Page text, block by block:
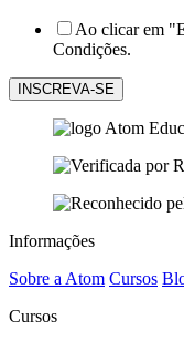
Ao clicar em
Condições.
Informações
Sobre a Atom Cursos
Cursos